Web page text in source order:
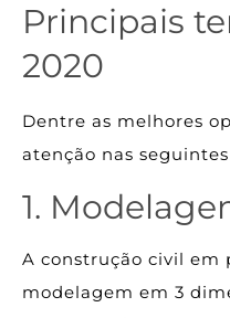
Principais
2020
Dentre as melhores
atenção nas
1.
A construção civil em
modelagem em 3